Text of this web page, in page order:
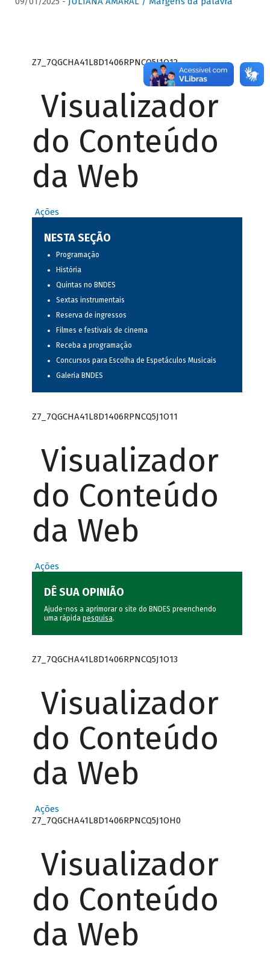
Z7_7QGCHA41L8D1406RPNCQ5J1O12
Visualizador
do Conteúdo
da Web
Ações
NESTA SEÇÃO
Programação
História
Quintas no BNDES
Sextas instrumentais
Reserva de ingressos
Filmes e festivais de cinema
Receba a programação
Concursos para Escolha de Espetáculos Musicais
Galeria BNDES
Z7_7QGCHA41L8D1406RPNCQ5J1O11
Visualizador
do Conteúdo
da Web
Ações
DÊ SUA OPINIÃO
Ajude-nos a aprimorar o site do BNDES preenchendo
uma rápida pesquisa.
Z7_7QGCHA41L8D1406RPNCQ5J1O13
Visualizador
do Conteúdo
da Web
Ações
Z7_7QGCHA41L8D1406RPNCQ5J1OH0
Visualizador
do Conteúdo
da Web